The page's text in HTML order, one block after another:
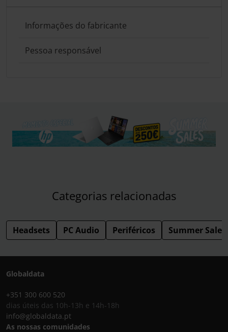
Informações do fabricante
Pessoa responsável
Categorias relacionadas
Headsets PC Audio Periféricos Summer Sales
Globaldata
+351 300 600 520
dias úteis das 10h-13h e 14h-18h
info@globaldata.pt
As nossas comunidades